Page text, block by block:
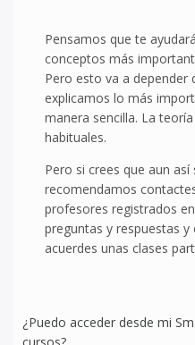
Pensamos que te
conceptos más
Pero esto va a depender
explicamos lo más
manera sencilla. La
habituales.
Pero si crees que aun
recomendamos
profesores registrados
preguntas y respuestas
acuerdes unas clases
¿Puedo acceder desde mi